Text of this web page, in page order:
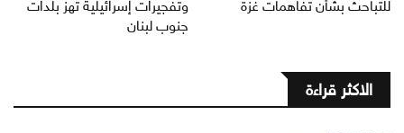
للتباحث بشأن تفاهمات غزة
وتفجيرات إسرائيلية تهز بلدات
جنوب لبنان
الاكثر قراءة